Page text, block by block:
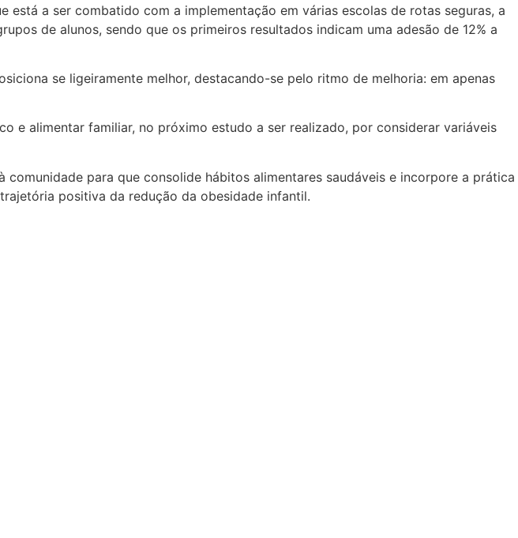
a ser combatido com a implementação em várias escolas de rotas seguras, a
de alunos, sendo que os primeiros resultados indicam uma adesão de 12% a
se ligeiramente melhor, destacando-se pelo ritmo de melhoria: em apenas
e alimentar familiar, no próximo estudo a ser realizado, por considerar variáveis
para que consolide hábitos alimentares saudáveis e incorpore a prática
positiva da redução da obesidade infantil.